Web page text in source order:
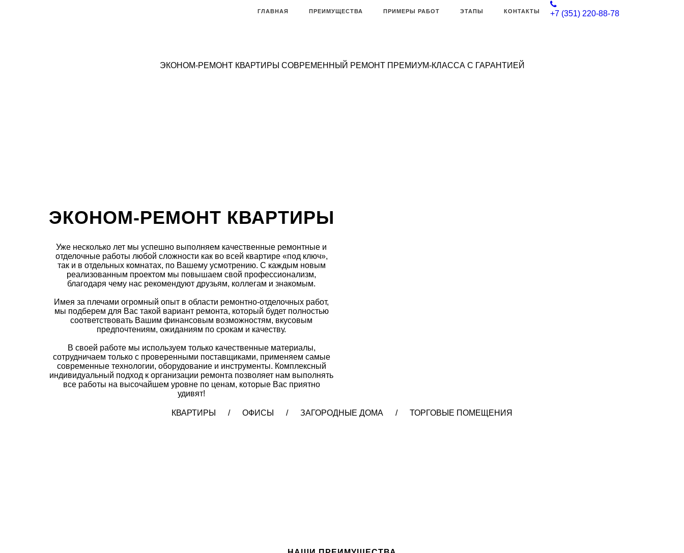
+7 (351) 220-88-78
ГЛАВНАЯ ПРЕИМУЩЕСТВА ПРИМЕРЫ РАБОТ ЭТАПЫ КОНТАКТЫ
ЭКОНОМ-РЕМОНТ КВАРТИРЫ СОВРЕМЕННЫЙ РЕМОНТ ПРЕМИУМ-КЛАССА С ГАРАНТИЕЙ
ЭКОНОМ-РЕМОНТ КВАРТИРЫ
Уже несколько лет мы успешно выполняем качественные ремонтные и
отделочные работы любой сложности как во всей квартире «под ключ»,
так и в отдельных комнатах, по Вашему усмотрению. С каждым новым
реализованным проектом мы повышаем свой профессионализм,
благодаря чему нас рекомендуют друзьям, коллегам и знакомым.
Имея за плечами огромный опыт в области ремонтно-отделочных работ,
мы подберем для Вас такой вариант ремонта, который будет полностью
соответствовать Вашим финансовым возможностям, вкусовым
предпочтениям, ожиданиям по срокам и качеству.
В своей работе мы используем только качественные материалы,
сотрудничаем только с проверенными поставщиками, применяем самые
современные технологии, оборудование и инструменты. Комплексный
индивидуальный подход к организации ремонта позволяет нам выполнять
все работы на высочайшем уровне по ценам, которые Вас приятно
удивят!
КВАРТИРЫ / ОФИСЫ / ЗАГОРОДНЫЕ ДОМА / ТОРГОВЫЕ ПОМЕЩЕНИЯ